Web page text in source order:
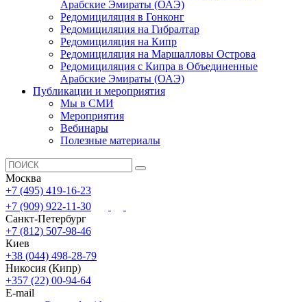
Арабские Эмираты (ОАЭ)
Редомициляция в Гонконг
Редомициляция на Гибралтар
Редомициляция на Кипр
Редомициляция на Маршалловы Острова
Редомициляция с Кипра в Объединенные
Арабские Эмираты (ОАЭ)
Публикации и мероприятия
Мы в СМИ
Мероприятия
Вебинары
Полезные материалы
Москва
+7 (495) 419-16-23
+7 (909) 922-11-30
Санкт-Петербург
+7 (812) 507-98-46
Киев
+38 (044) 498-28-79
Никосия (Кипр)
+357 (22) 00-94-64
E-mail